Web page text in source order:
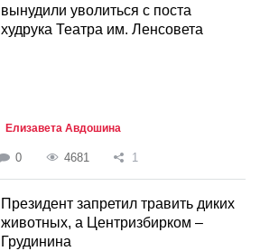
вынудили уволиться с поста
худрука Театра им. Ленсовета
Елизавета Авдошина
0 4681 1
Президент запретил травить диких
животных, а Центризбирком –
Грудинина